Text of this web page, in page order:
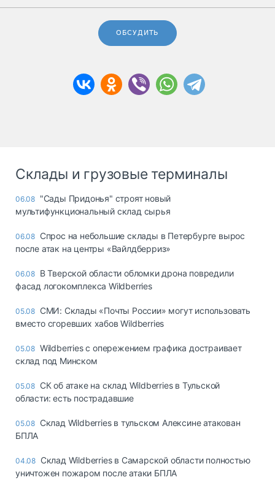
ОБСУДИТЬ
Склады и грузовые терминалы
06.08 "Сады Придонья" строят новый
мультифункциональный склад сырья
06.08 Спрос на небольшие склады в Петербурге вырос
после атак на центры «Вайлдберриз»
06.08 В Тверской области обломки дрона повредили
фасад логокомплекса Wildberries
05.08 СМИ: Склады «Почты России» могут использовать
вместо сгоревших хабов Wildberries
05.08 Wildberries с опережением графика достраивает
склад под Минском
05.08 СК об атаке на склад Wildberries в Тульской
области: есть пострадавшие
05.08 Склад Wildberries в тульском Алексине атакован
БПЛА
04.08 Склад Wildberries в Самарской области полностью
уничтожен пожаром после атаки БПЛА